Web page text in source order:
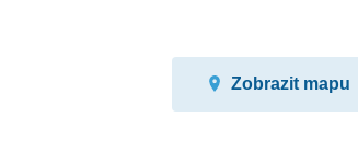
Zobrazit mapu